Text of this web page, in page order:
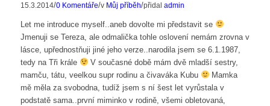
15.3.2014/0 Komentáře/v Můj příběh/přidal admin
Let me introduce myself..aneb dovolte mi představit se
Jmenuji se Tereza, ale odmalička tohle oslovení nemám zrovna v
lásce, upřednostňuji jiné jeho verze..narodila jsem se 6.1.1987,
tedy na Tři krále
V současné době mám dvě mladší sestry,
mamču, tátu, veelkou supr rodinu a čivaváka Kubu
Mamka
mě měla za svobodna, tudíž jsem s ní šest let vyrůstala v
podstatě sama..první miminko v rodině, všemi obletovaná,